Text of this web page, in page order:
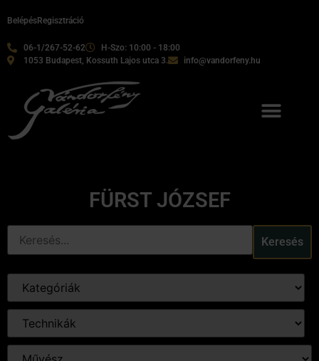
06-1/267-52-62
H-Szo: 10:00 - 18:00
1053 Budapest, Kossuth Lajos utca 3.
info@vandorfeny.hu
BelépésRegisztráció
FÜRST JÓZSEF
Keresés